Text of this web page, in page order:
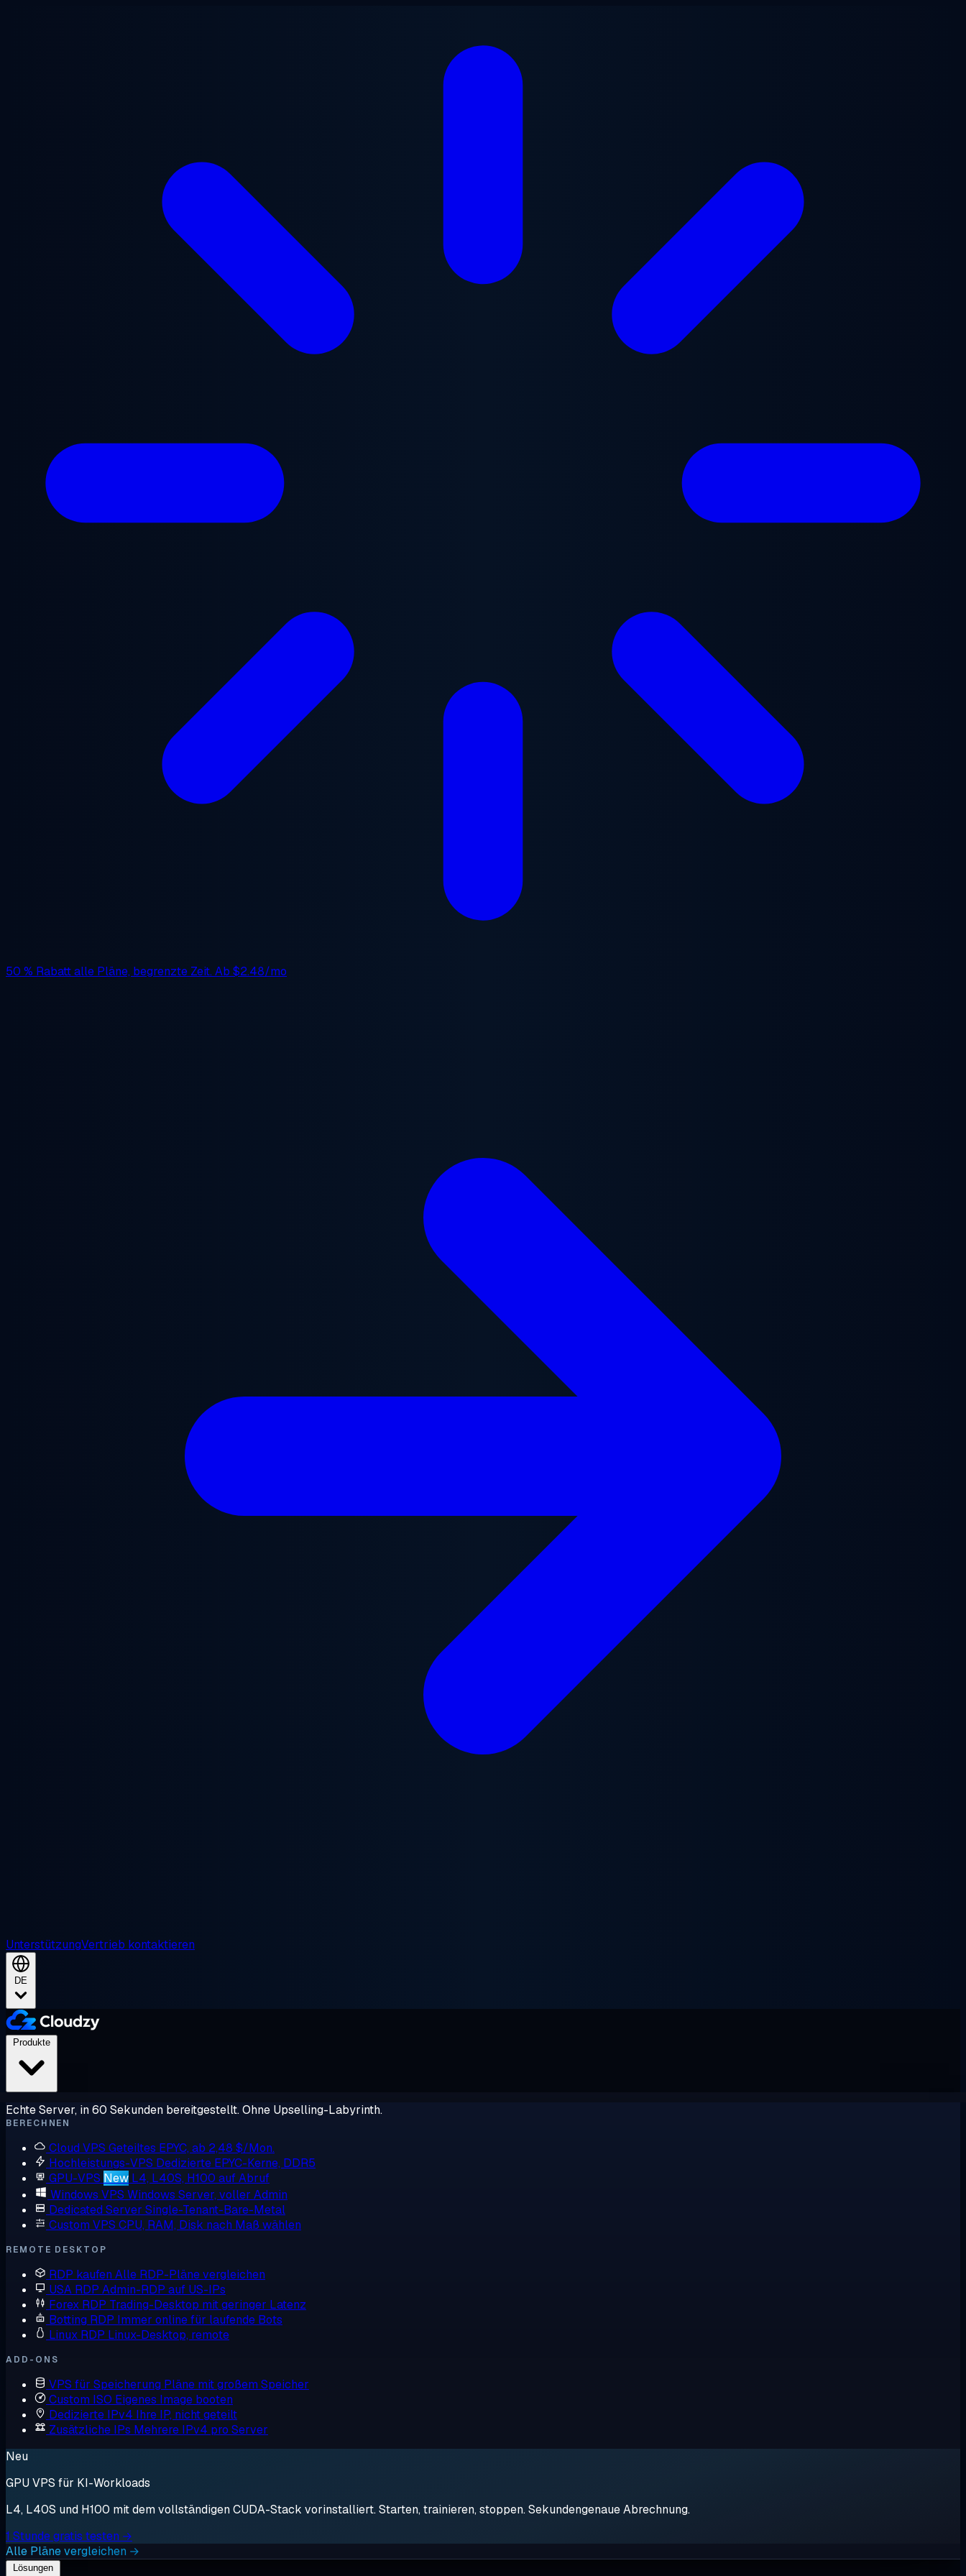
50 % Rabattalle Pläne, begrenzte Zeit. Ab $2.48/mo
UnterstützungVertrieb kontaktieren
DE
Echte Server, in 60 Sekunden bereitgestellt. Ohne Upselling-Labyrinth.
BERECHNEN
Cloud VPS Geteiltes EPYC, ab 2,48 $/Mon.
Hochleistungs-VPS Dedizierte EPYC-Kerne, DDR5
GPU-VPS New L4, L40S, H100 auf Abruf
Windows VPS Windows Server, voller Admin
Dedicated Server Single-Tenant-Bare-Metal
Custom VPS CPU, RAM, Disk nach Maß wählen
REMOTE DESKTOP
RDP kaufen Alle RDP-Pläne vergleichen
USA RDP Admin-RDP auf US-IPs
Forex RDP Trading-Desktop mit geringer Latenz
Botting RDP Immer online für laufende Bots
Linux RDP Linux-Desktop, remote
ADD-ONS
VPS für Speicherung Pläne mit großem Speicher
Custom ISO Eigenes Image booten
Dedizierte IPv4 Ihre IP, nicht geteilt
Zusätzliche IPs Mehrere IPv4 pro Server
Neu
GPU VPS für KI-Workloads
L4, L40S und H100 mit dem vollständigen CUDA-Stack vorinstalliert. Starten, trainieren, stoppen. Sekundengenaue Abrechnung.
1 Stunde gratis testen →
Alle Pläne vergleichen →